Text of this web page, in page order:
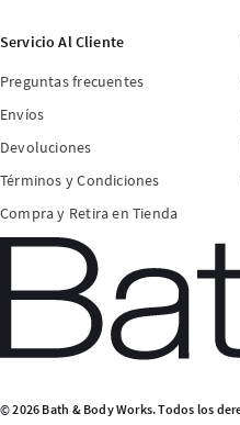
Servicio Al Cliente
Preguntas frecuentes
Envíos
Devoluciones
Términos y Condiciones
Compra y Retira en Tienda
© 2026 Bath & Body Works. Todos los